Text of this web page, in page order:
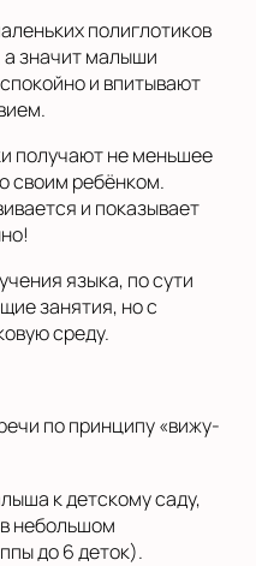
полиглотиков
значит малыши
и впитывают
получают не меньшее
своим ребёнком.
и показывает
языка, по сути
занятия, но с
среду.
по принципу «вижу-
к детскому саду,
небольшом
до 6 деток).